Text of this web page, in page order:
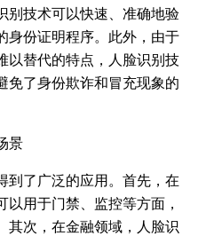
别技术可以快速、准确地验
身份证明程序。此外，由于
以替代的特点，人脸识别技
免了身份欺诈和冒充现象的
景
到了广泛的应用。首先，在
用于门禁、监控等方面，
其次，在金融领域，人脸识